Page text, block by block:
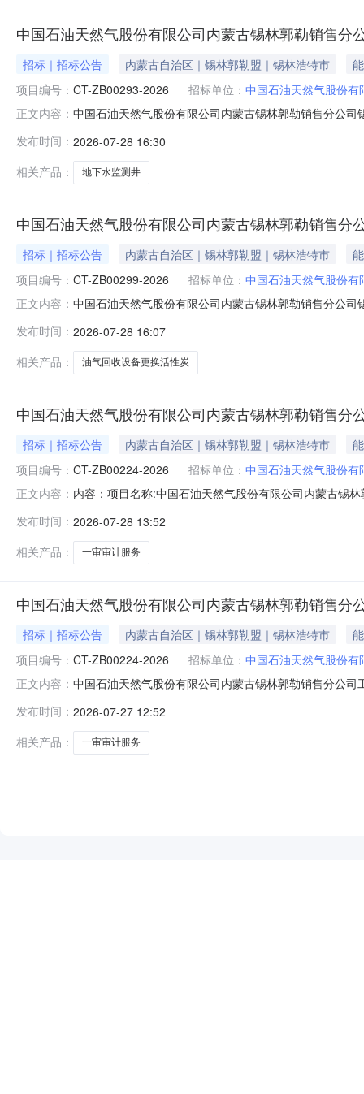
中国石油天然气股份有限公司内蒙古锡林郭勒销售分
招标｜招标公告 内蒙古自治区｜锡林郭勒盟｜锡林浩特市
项目编号： CT-ZB00293-2026 招标单位： 中国石油天然气股份
正文内容： 中国石油天然气股份有限公司内蒙古锡林郭勒销售分公
设备成套有限责任公司中国石油天然气股份有限公司内
发布时间： 2026-07-28 16:30
相关产品：
地下水监测井
中国石油天然气股份有限公司内蒙古锡林郭勒销售分
招标｜招标公告 内蒙古自治区｜锡林郭勒盟｜锡林浩特市
项目编号： CT-ZB00299-2026 招标单位： 中国石油天然气股份
正文内容： 中国石油天然气股份有限公司内蒙古锡林郭勒销售分公
机械设备成套有限责任公司中国石油天然气股份有限公
发布时间： 2026-07-28 16:07
相关产品：
油气回收设备更换活性炭
中国石油天然气股份有限公司内蒙古锡林郭勒销售
招标｜招标公告 内蒙古自治区｜锡林郭勒盟｜锡林浩特市
项目编号： CT-ZB00224-2026 招标单位： 中国石油天然气股份
正文内容： 内容：项目名称:中国石油天然气股份有限公司内蒙古锡
构联系方式：无其他：无中国石油天然气股份有限公司
发布时间： 2026-07-28 13:52
相关产品：
一审审计服务
中国石油天然气股份有限公司内蒙古锡林郭勒销售分
招标｜招标公告 内蒙古自治区｜锡林郭勒盟｜锡林浩特市
项目编号： CT-ZB00224-2026 招标单位： 中国石油天然气股份
正文内容： 中国石油天然气股份有限公司内蒙古锡林郭勒销售分公
公司中国石油天然气股份有限公司内蒙古锡林郭勒销售
发布时间： 2026-07-27 12:52
相关产品：
一审审计服务